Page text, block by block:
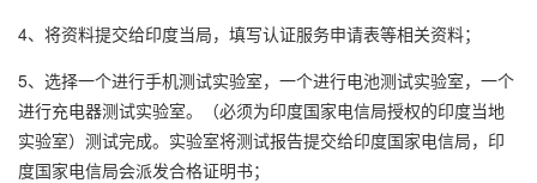
4、将资料提交给印度当局，填写认证服务申请表等相关资料；
5、选择一个进行手机测试实验室，一个进行电池测试实验室，一个
进行充电器测试实验室。（必须为印度国家电信局授权的印度当地
实验室）测试完成。实验室将测试报告提交给印度国家电信局，印
度国家电信局会派发合格证明书；